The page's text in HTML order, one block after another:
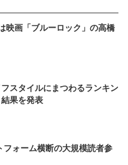
映画「ブルーロック」の高橋
スタイルにまつわるランキン
果を発表
ォーム横断の大規模読者参